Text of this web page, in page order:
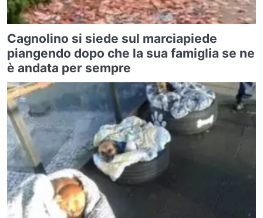
Cagnolino si siede sul marciapiede
piangendo dopo che la sua famiglia se ne
è andata per sempre